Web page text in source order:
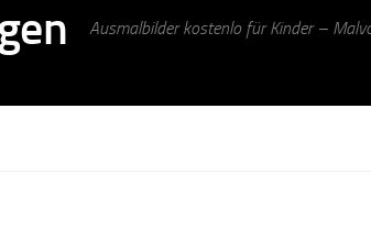
Ausmalbilder kostenlo für Kinder –